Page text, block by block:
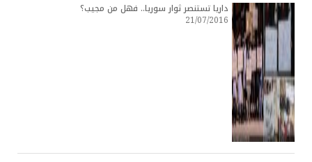
داريا تستنصر ثوار سوريا.. فهل من مجيب؟
21/07/2016